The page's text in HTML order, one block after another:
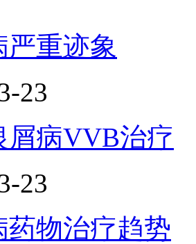
重迹象
23
屑病VVB治疗
23
药物治疗趋势